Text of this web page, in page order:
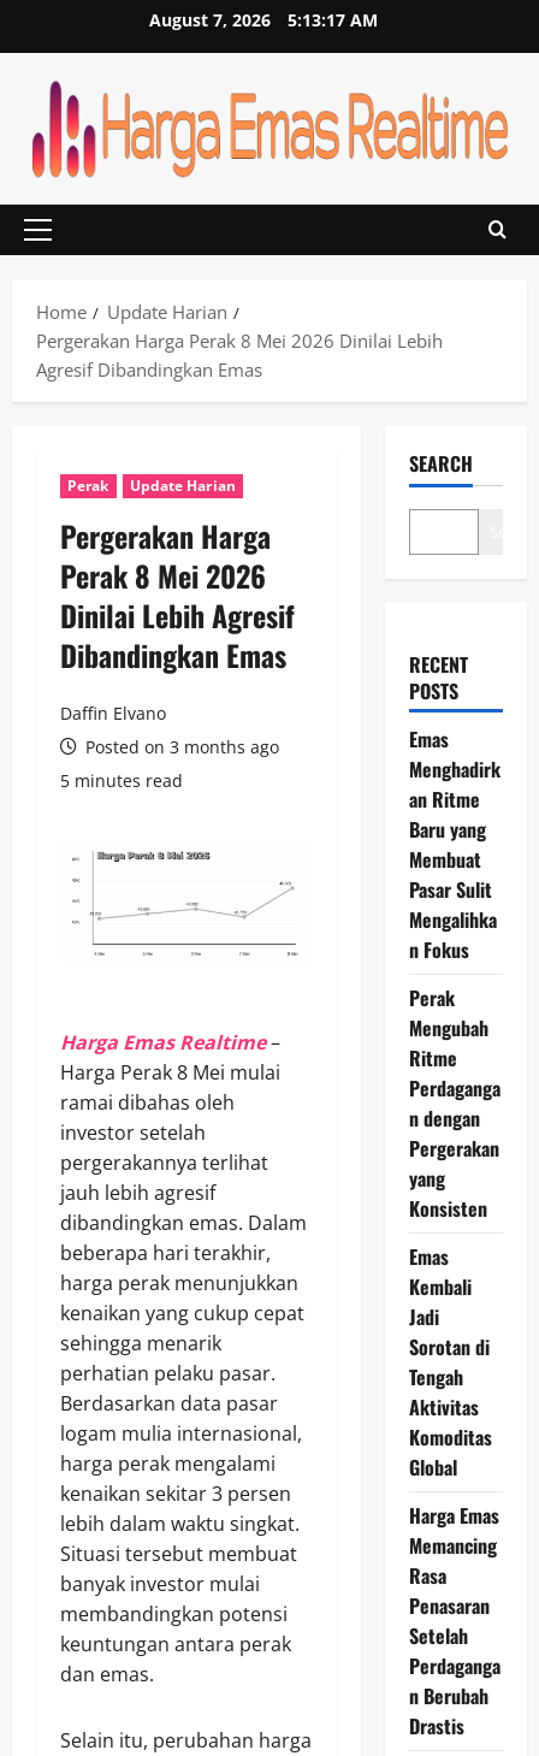
August 7, 2026 5:13:17 AM
Primary
Home
Update Harian
Pergerakan Harga Perak 8 Mei 2026 Dinilai Lebih
Agresif Dibandingkan Emas
Perak Update Harian
Pergerakan Harga
Perak 8 Mei 2026
Dinilai Lebih Agresif
Dibandingkan Emas
Daffin Elvano
Posted on 3 months ago
5 minutes read
Harga Emas Realtime–
Harga Perak 8 Mei mulai
ramai dibahas oleh
investor setelah
pergerakannya terlihat
jauh lebih agresif
dibandingkan emas. Dalam
beberapa hari terakhir,
harga perak menunjukkan
kenaikan yang cukup cepat
sehingga menarik
perhatian pelaku pasar.
Berdasarkan data pasar
logam mulia internasional,
harga perak mengalami
kenaikan sekitar 3 persen
lebih dalam waktu singkat.
Situasi tersebut membuat
banyak investor mulai
membandingkan potensi
keuntungan antara perak
dan emas.
Selain itu, perubahan harga
SEARCH
RECENT
POSTS
Emas
Menghadirk
an Ritme
Baru yang
Membuat
Pasar Sulit
Mengalihka
n Fokus
Perak
Mengubah
Ritme
Perdaganga
n dengan
Pergerakan
yang
Konsisten
Emas
Kembali
Jadi
Sorotan di
Tengah
Aktivitas
Komoditas
Global
Harga Emas
Memancing
Rasa
Penasaran
Setelah
Perdaganga
n Berubah
Drastis